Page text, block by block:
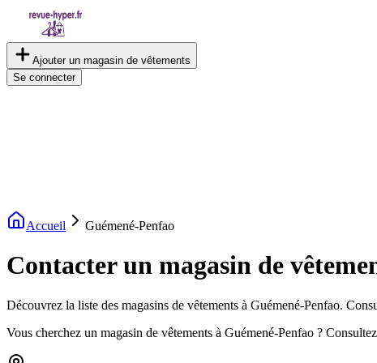
Ajouter un magasin de vêtements
Se connecter
Accueil Guémené-Penfao
Contacter un magasin de
Découvrez la liste des magasins de vêtements à Guémené-Penfao.
Vous cherchez un magasin de vêtements à Guémené-Penfao ?